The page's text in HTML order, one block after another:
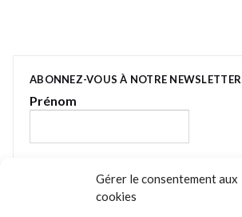
Gérer le consentement aux
cookies
ABONNEZ-VOUS À NOTRE NEWSLETTER
Prénom